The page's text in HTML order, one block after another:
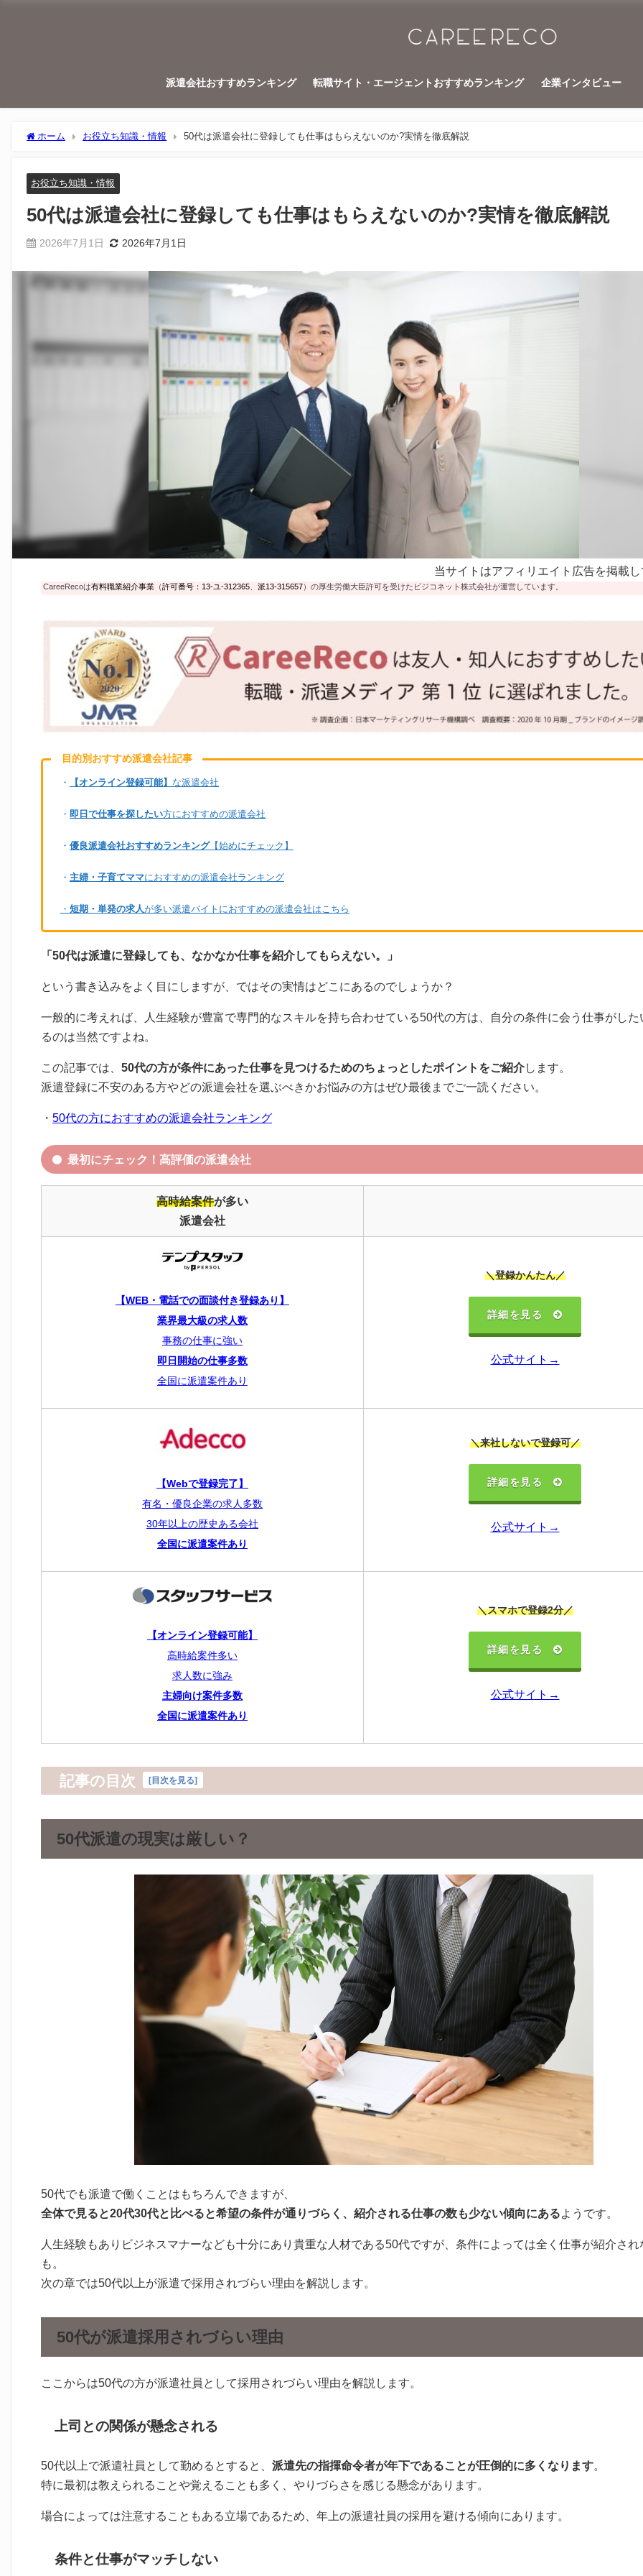
派遣会社おすすめランキング 転職サイト・エージェントおすすめランキング 企業インタビュー
ホーム お役立ち知識・情報 50代は派遣会社に登録しても仕事はもらえないのか?実情を徹底解説
お役立ち知識・情報
50代は派遣会社に登録しても仕事はもらえないのか?実情を徹底解説
2026年7月1日 2026年7月1日
当サイトはアフィリエイト広告を掲載
CareeRecoは有料職業紹介事業 （許可番号：13-ユ-312365 派13-315657）の厚生労働大臣許可を受けたビジコネット株式会社が運営しています。
目的別おすすめ派遣会社記事
・ 【オンライン登録可能】 な派遣会社
・ 即日で仕事を探したい方におすすめの派遣会社
・ 優良派遣会社おすすめランキング【始めにチェック】
・ 主婦・子育てママにおすすめの派遣会社ランキング
・ 短期・単発の求人が多い派遣バイトにおすすめの派遣会社はこちら
「50代は派遣に登録しても、なかなか仕事を紹介してもらえない。」
という書き込みをよく目にしますが、ではその実情はどこにあるのでしょうか？
一般的に考えれば、人生経験が豊富で専門的なスキルを持ち合わせている50代の方は、自分の条件に会う仕事がした
るのは当然ですよね。
この記事では、 50代の方が条件にあった仕事を見つけるためのちょっとしたポイントをご紹介します。
派遣登録に不安のある方やどの派遣会社を選ぶべきかお悩みの方はぜひ最後までご一読ください。
・ 50代の方におすすめの派遣会社ランキング
最初にチェック！高評価の派遣会社
高時給案件が多い
派遣会社
【WEB・電話での面談付き登録あり】
業界最大級の求人数
事務の仕事に強い
即日開始の仕事多数
全国に派遣案件あり
＼登録かんたん／
詳細を見る
公式サイト→
【Webで登録完了】
有名・優良企業の求人多数
30年以上の歴史ある会社
全国に派遣案件あり
＼来社しないで登録可／
詳細を見る
公式サイト→
【オンライン登録可能】
高時給案件多い
求人数に強み
主婦向け案件多数
全国に派遣案件あり
＼スマホで登録2分／
詳細を見る
公式サイト→
記事の目次 [目次を見る]
50代派遣の現実は厳しい？
50代でも派遣で働くことはもちろんできますが、
全体で見ると20代30代と比べると希望の条件が通りづらく、紹介される仕事の数も少ない傾向にあるようです。
人生経験もありビジネスマナーなども十分にあり貴重な人材である50代ですが、条件によっては全く仕事が紹介され
も。
次の章では50代以上が派遣で採用されづらい理由を解説します。
50代が派遣採用されづらい理由
ここからは50代の方が派遣社員として採用されづらい理由を解説します。
上司との関係が懸念される
50代以上で派遣社員として勤めるとすると、 派遣先の指揮命令者が年下であることが圧倒的に多くなります
特に最初は教えられることや覚えることも多く、やりづらさを感じる懸念があります。
場合によっては注意することもある立場であるため、年上の派遣社員の採用を避ける傾向にあります。
条件と仕事がマッチしない